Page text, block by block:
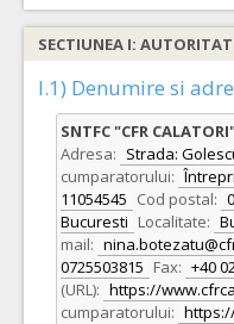
SECTIUNEA I:
I.1) Denumire si
SNTFC "CFR
Adresa: Strada:
cumparatorului:
11054545 Cod postal:
Bucuresti Localitate:
mail:
0725503815 Fax: +40
(URL): https://
cumparatorului: